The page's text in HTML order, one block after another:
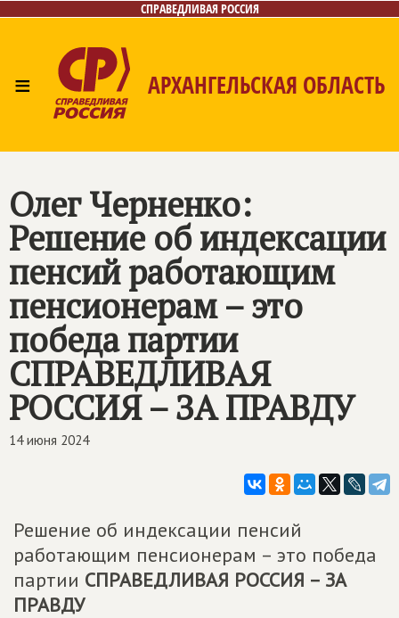
СПРАВЕДЛИВАЯ РОССИЯ
≡ АРХАНГЕЛЬСКАЯ ОБЛАСТЬ
Олег Черненко:
Решение об индексации
пенсий работающим
пенсионерам – это
победа партии
СПРАВЕДЛИВАЯ
РОССИЯ – ЗА ПРАВДУ
14 июня 2024
Решение об индексации пенсий
работающим пенсионерам – это победа
партии СПРАВЕДЛИВАЯ РОССИЯ – ЗА
ПРАВДУ